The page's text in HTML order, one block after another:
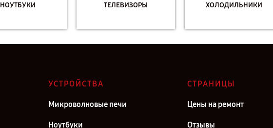
НОУТБУКИ ТЕЛЕВИЗОРЫ ХОЛОДИЛЬНИКИ
УСТРОЙСТВА
Микроволновые печи
Ноутбуки
СТРАНИЦЫ
Цены на ремонт
Отзывы